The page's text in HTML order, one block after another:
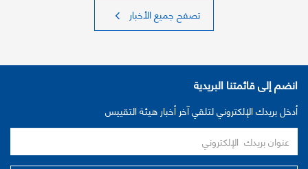
تصفح جميع الأخبار
انضم إلى قائمتنا البريدية
أدخل بريدك الإلكتروني لتلقي آخر أخبار هيئة التقييس